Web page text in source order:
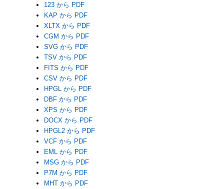
123 から PDF
KAP から PDF
XLTX から PDF
CGM から PDF
SVG から PDF
TSV から PDF
FITS から PDF
CSV から PDF
HPGL から PDF
DBF から PDF
XPS から PDF
DOCX から PDF
HPGL2 から PDF
VCF から PDF
EML から PDF
MSG から PDF
P7M から PDF
MHT から PDF